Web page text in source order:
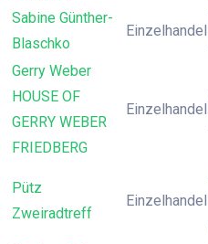
Sabine Günther-
Blaschko
Einzelhandel
Gerry Weber
HOUSE OF
GERRY WEBER
FRIEDBERG
Einzelhandel
Pütz
Zweiradtreff
Einzelhandel